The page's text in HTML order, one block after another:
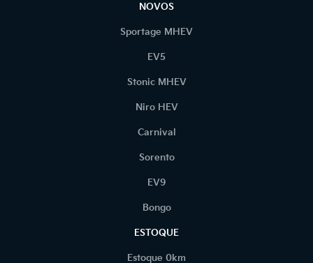
NOVOS
Sportage MHEV
EV5
Stonic MHEV
Niro HEV
Carnival
Sorento
EV9
Bongo
ESTOQUE
Estoque 0km